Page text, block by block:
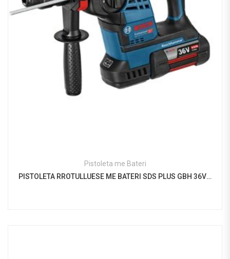
Pistoleta me Bateri
PISTOLETA RROTULLUESE ME BATERI SDS PLUS GBH 36V – LI PLUS